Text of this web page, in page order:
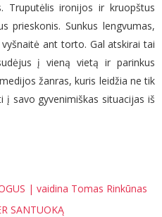
Truputėlis ironijos ir kruopštus
prieskonis. Sunkus lengvumas,
ant torto. Gal atskirai tai
į vieną vietą ir parinkus
žanras, kuris leidžia ne tik
savo gyvenimiškas situacijas iš
| vaidina Tomas Rinkūnas
SANTUOKĄ